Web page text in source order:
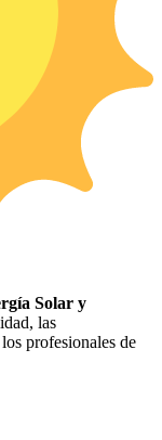
Solar y
las
profesionales de